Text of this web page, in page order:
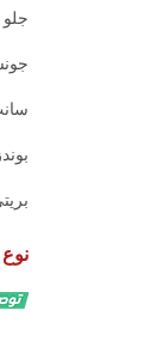
جلو
بوندز